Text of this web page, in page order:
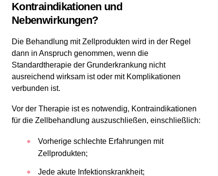
Kontraindikationen und
Nebenwirkungen?
Die Behandlung mit Zellprodukten wird in der Regel
dann in Anspruch genommen, wenn die
Standardtherapie der Grunderkrankung nicht
ausreichend wirksam ist oder mit Komplikationen
verbunden ist.
Vor der Therapie ist es notwendig, Kontraindikationen
für die Zellbehandlung auszuschließen, einschließlich:
Vorherige schlechte Erfahrungen mit
Zellprodukten;
Jede akute Infektionskrankheit;